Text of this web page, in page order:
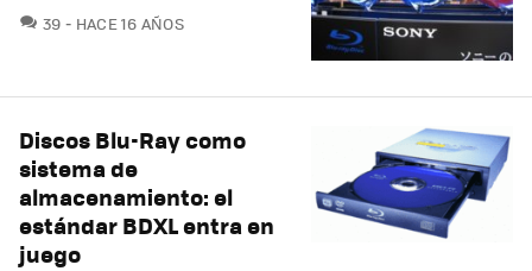
39 COMENTARIOS
HACE 16 AÑOS
Discos Blu-Ray como
sistema de
almacenamiento: el
estándar BDXL entra en
juego